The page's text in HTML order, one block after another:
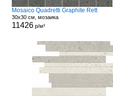
Mosaico Quadretti Graphite Rett
30x30 см, мозаика
11426р/м²